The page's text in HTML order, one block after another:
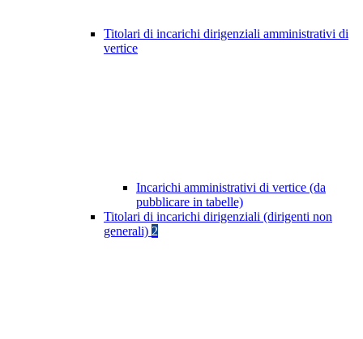
Titolari di incarichi dirigenziali amministrativi di
vertice
Incarichi amministrativi di vertice (da
pubblicare in tabelle)
Titolari di incarichi dirigenziali (dirigenti non
generali) 2